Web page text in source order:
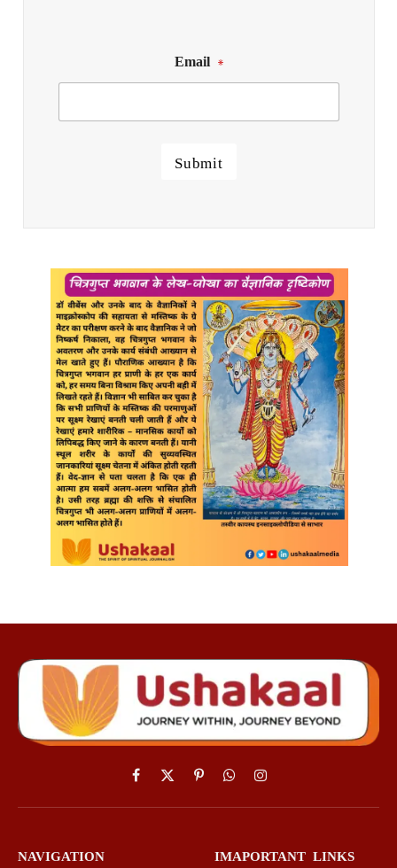
Email *
Submit
Facebook
X
(Twitter)
PinterestWhatsAppInstagram
NAVIGATION IMAPORTANT LINKS